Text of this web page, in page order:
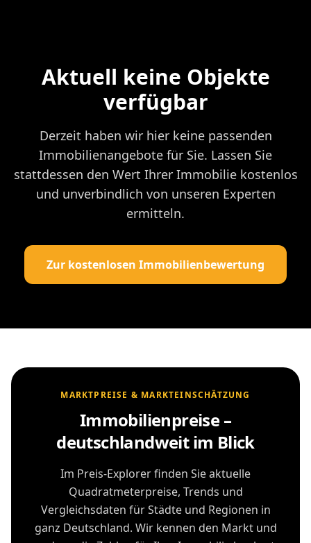
Aktuell keine Objekte
verfügbar
Derzeit haben wir hier keine passenden
Immobilienangebote für Sie. Lassen Sie
stattdessen den Wert Ihrer Immobilie kostenlos
und unverbindlich von unseren Experten
ermitteln.
Zur kostenlosen Immobilienbewertung
MARKTPREISE & MARKTEINSCHÄTZUNG
Immobilienpreise –
deutschlandweit im Blick
Im Preis-Explorer finden Sie aktuelle
Quadratmeterpreise, Trends und
Vergleichsdaten für Städte und Regionen in
ganz Deutschland. Wir kennen den Markt und